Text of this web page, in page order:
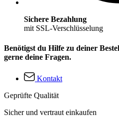
Sichere Bezahlung
mit SSL-Verschlüsselung
Benötigst du Hilfe zu deiner
gerne deine Fragen.
Kontakt
Geprüfte Qualität
Sicher und vertraut einkaufen